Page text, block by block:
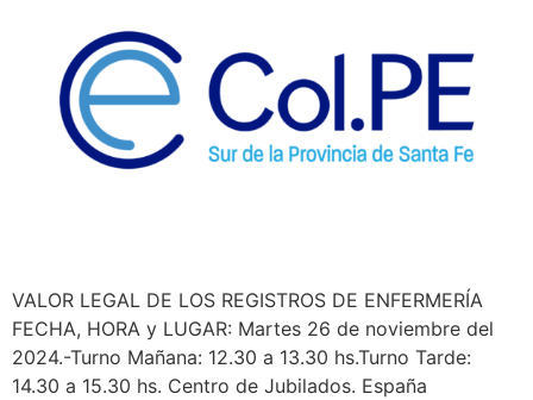
VALOR LEGAL DE LOS REGISTROS DE ENFERMERÍA
FECHA, HORA y LUGAR: Martes 26 de noviembre del
2024.-Turno Mañana: 12.30 a 13.30 hs.Turno Tarde:
14.30 a 15.30 hs. Centro de Jubilados. España